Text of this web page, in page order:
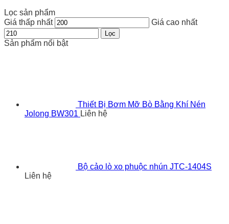
Lọc sản phẩm
Giá thấp nhất
Giá cao nhất
Lọc
Sản phẩm nổi bật
Thiết Bị Bơm Mỡ Bò Bằng Khí Nén
Jolong BW301 Liên hệ
Bộ cảo lò xo phuộc nhún JTC-1404S
Liên hệ